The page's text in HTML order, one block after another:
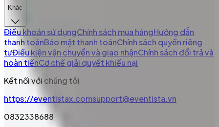
Khác
Điều khoản sử dụngChính sách mua hàngHướng dẫn
thanh toánBảo mật thanh toánChính sách quyền riêng
tưĐiều kiện vận chuyển và giao nhậnChính sách đổi trả và
hoàn tiềnCơ chế giải quyết khiếu nại
Kết nối với chúng tôi
https://eventistax.comsupport@eventista.vn
0832338688